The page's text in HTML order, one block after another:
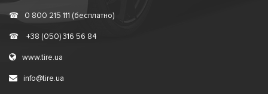
☎ 0 800 215 111 (бесплатно)
☎ +38 (050) 316 56 84
www.tire.ua
info@tire.ua